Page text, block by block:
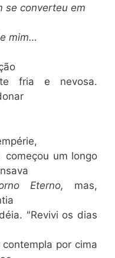
se converteu em
mim…
fria e nevosa.
um longo
Eterno, mas,
"Revivi os dias
por cima